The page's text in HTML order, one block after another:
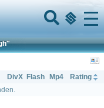
Menu
DivX Flash Mp4
Rating